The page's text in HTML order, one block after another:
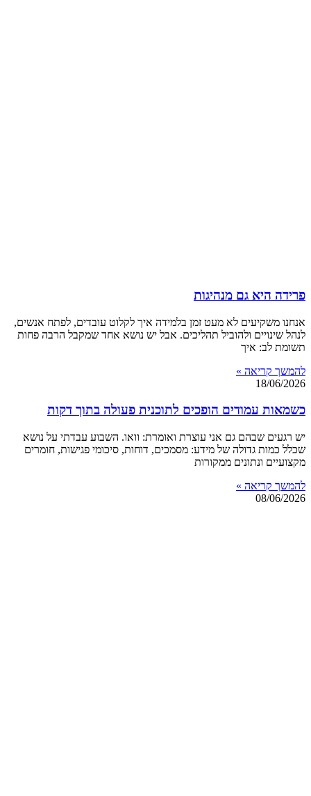
פרידה היא גם מנהיגות
אנחנו משקיעים לא מעט זמן בלמידה איך לקלוט עובדים, לפתח אנשים,
לנהל שינויים ולהוביל תהליכים. אבל יש נושא אחד שמקבל הרבה פחות
תשומת לב: איך
להמשך קריאה »
18/06/2026
כשמאות עמודים הופכים לתוכנית פעולה בתוך דקות
יש רגעים שבהם גם אני עוצרת ואומרת: וואו. השבוע עבדתי על נושא
שכלל כמות גדולה של מידע: מסמכים, דוחות, סיכומי פגישות, חומרים
מקצועיים ונתונים ממקורות
להמשך קריאה »
08/06/2026